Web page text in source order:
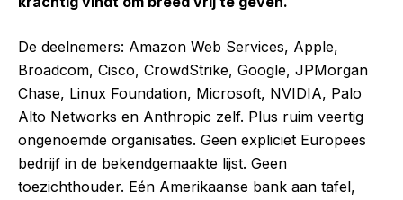
De deelnemers: Amazon Web Services, Apple,
Broadcom, Cisco, CrowdStrike, Google, JPMorgan
Chase, Linux Foundation, Microsoft, NVIDIA, Palo
Alto Networks en Anthropic zelf. Plus ruim veertig
ongenoemde organisaties. Geen expliciet Europees
bedrijf in de bekendgemaakte lijst. Geen
toezichthouder. Eén Amerikaanse bank aan tafel,